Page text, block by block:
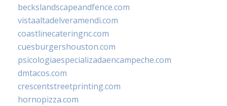
beckslandscapeandfence.com
vistaaltadelveramendi.com
coastlinecateringnc.com
cuesburgershouston.com
psicologiaespecializadaencampeche.com
dmtacos.com
crescentstreetprinting.com
hornopizza.com